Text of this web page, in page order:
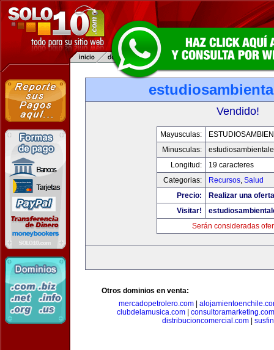
Vendido!
Mayusculas:
Minusculas:
Longitud:
19 caracteres
Categorias:
Recursos, Salud
Precio:
Realizar una
Visitar!
Serán consideradas
Otros dominios en venta:
mercadopetrolero.com|
clubdelamusica.com
consultoramarketing.com
distribucioncomercial.com